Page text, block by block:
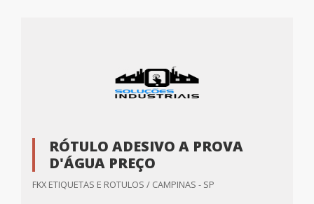
RÓTULO ADESIVO A PROVA
D'ÁGUA PREÇO
FKX ETIQUETAS E ROTULOS / CAMPINAS - SP